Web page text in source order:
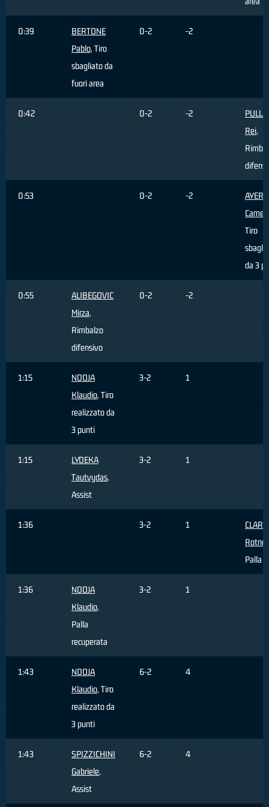
0:39
BERTONE
Pablo, Tiro
sbagliato da
fuori area
0-2 -2
0:42 0-2 -2
Rei,
0:53 0-2 -2
AYERS
Tiro
da 3
0:55
ALIBEGOVIC
Mirza,
Rimbalzo
difensivo
0-2 -2
1:15
NDOJA
Klaudio, Tiro
realizzato da
3 punti
3-2 1
1:15
LYDEKA
Tautvydas,
Assist
3-2 1
1:36 3-2 1
Rotnei
Palla
1:36
NDOJA
Klaudio,
Palla
recuperata
3-2 1
1:43
NDOJA
Klaudio, Tiro
realizzato da
3 punti
6-2 4
1:43
SPIZZICHINI
Gabriele,
Assist
6-2 4